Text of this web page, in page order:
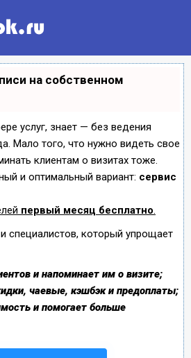
на собственном
услуг, знает — без ведения
Мало того, что нужно видеть свое
клиентам о визитах тоже.
и оптимальный вариант: сервис
первый месяц бесплатно.
специалистов, который упрощает
и напоминает им о визите;
чаевые, кэшбэк и предоплаты;
и помогает больше